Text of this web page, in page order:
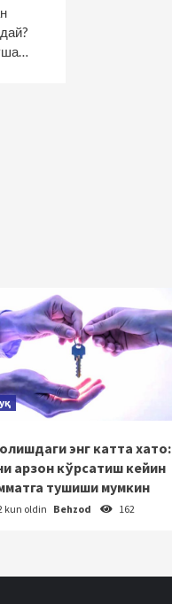
энг катта хато:
арзон кўрсатиш кейин
тушиши мумкин
kun oldin Behzod 162